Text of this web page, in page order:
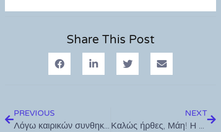
Share This Post
PREVIOUS
Λόγω καιρικών συνθηκών αναβάλλεται η εκδήλωση “Χορός του Μάη – Ιπποκράτεια 2025
NEXT
Καλώς ήρθες, Μάη! Η γιορτή της άνοιξης μεταφέρεται… με την ίδια διάθεση και προσμονή!